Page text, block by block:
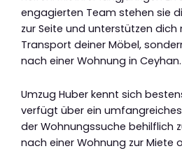
engagierten Team stehen sie
zur Seite und unterstützen dich
Transport deiner Möbel,
nach einer Wohnung in Ceyhan.
Umzug Huber kennt sich
verfügt über ein
der Wohnungssuche behilflich
nach einer Wohnung zur Miete